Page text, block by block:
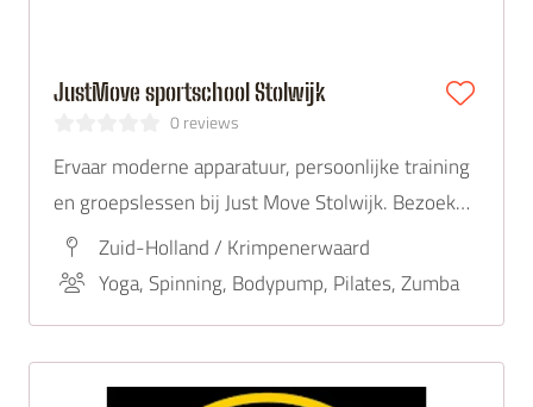
JustMove sportschool Stolwijk
0 reviews
Ervaar moderne apparatuur, persoonlijke training
en groepslessen bij Just Move Stolwijk. Bezoek
onze website voor info of plan een gratis
proefles!
Zuid-Holland / Krimpenerwaard
Yoga, Spinning, Bodypump, Pilates, Zumba